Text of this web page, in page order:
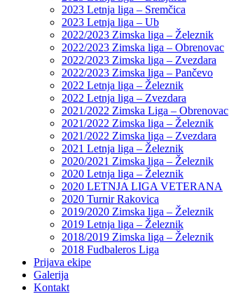
2023 Letnja liga – Sremčica
2023 Letnja liga – Ub
2022/2023 Zimska liga – Železnik
2022/2023 Zimska liga – Obrenovac
2022/2023 Zimska liga – Zvezdara
2022/2023 Zimska liga – Pančevo
2022 Letnja liga – Železnik
2022 Letnja liga – Zvezdara
2021/2022 Zimska Liga – Obrenovac
2021/2022 Zimska liga – Železnik
2021/2022 Zimska liga – Zvezdara
2021 Letnja liga – Železnik
2020/2021 Zimska liga – Železnik
2020 Letnja liga – Železnik
2020 LETNJA LIGA VETERANA
2020 Turnir Rakovica
2019/2020 Zimska liga – Železnik
2019 Letnja liga – Železnik
2018/2019 Zimska liga – Železnik
2018 Fudbaleros Liga
Prijava ekipe
Galerija
Kontakt